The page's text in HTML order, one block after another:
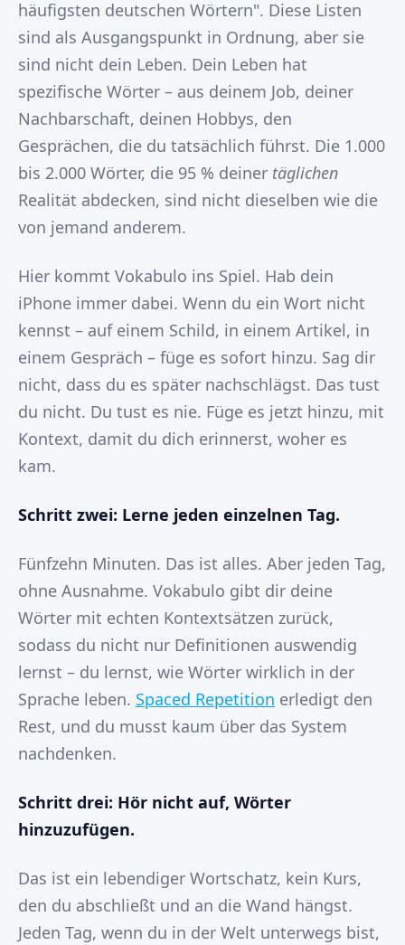
häufigsten deutschen Wörtern". Diese Listen
sind als Ausgangspunkt in Ordnung, aber sie
sind nicht dein Leben. Dein Leben hat
spezifische Wörter – aus deinem Job, deiner
Nachbarschaft, deinen Hobbys, den
Gesprächen, die du tatsächlich führst. Die 1.000
bis 2.000 Wörter, die 95 % deiner täglichen
Realität abdecken, sind nicht dieselben wie die
von jemand anderem.
Hier kommt Vokabulo ins Spiel. Hab dein
iPhone immer dabei. Wenn du ein Wort nicht
kennst – auf einem Schild, in einem Artikel, in
einem Gespräch – füge es sofort hinzu. Sag dir
nicht, dass du es später nachschlägst. Das tust
du nicht. Du tust es nie. Füge es jetzt hinzu, mit
Kontext, damit du dich erinnerst, woher es
kam.
Schritt zwei: Lerne jeden einzelnen Tag.
Fünfzehn Minuten. Das ist alles. Aber jeden Tag,
ohne Ausnahme. Vokabulo gibt dir deine
Wörter mit echten Kontextsätzen zurück,
sodass du nicht nur Definitionen auswendig
lernst – du lernst, wie Wörter wirklich in der
Sprache leben. Spaced Repetition erledigt den
Rest, und du musst kaum über das System
nachdenken.
Schritt drei: Hör nicht auf, Wörter
hinzuzufügen.
Das ist ein lebendiger Wortschatz, kein Kurs,
den du abschließt und an die Wand hängst.
Jeden Tag, wenn du in der Welt unterwegs bist,